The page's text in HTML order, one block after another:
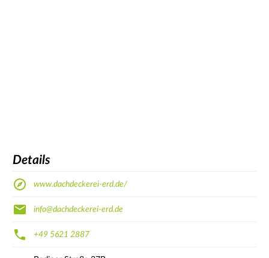
Details
www.dachdeckerei-erd.de/
info@dachdeckerei-erd.de
+49 5621 2887